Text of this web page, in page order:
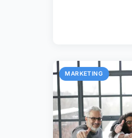
MARKETING